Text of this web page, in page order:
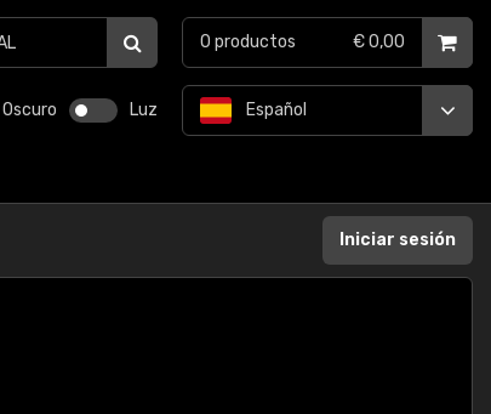
Oscuro Luz Español
0 productos € 0,00
Iniciar sesión